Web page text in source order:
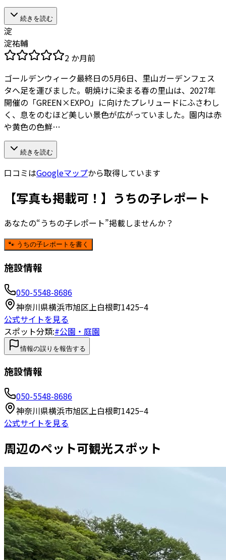
続きを読む
淀
淀祐輔
2 か月前
ゴールデンウィーク最終日の5月6日、里山ガーデンフェス
タへ足を運びました。朝焼けに染まる春の里山は、2027年
開催の「GREEN×EXPO」に向けたプレリュードにふさわし
く、息をのむほど美しい景色が広がっていました。 ​園内は赤
や黄色の色鮮…
続きを読む
口コミはGoogleマップから取得しています
【写真も掲載可！】うちの子レポート
あなたの“うちの子レポート”掲載しませんか？
🐾 うちの子レポートを書く
施設情報
050-5548-8686
神奈川県横浜市旭区上白根町1425−4
公式サイトを見る
スポット分類:#公園・庭園
情報の誤りを報告する
施設情報
050-5548-8686
神奈川県横浜市旭区上白根町1425−4
公式サイトを見る
周辺のペット可観光スポット